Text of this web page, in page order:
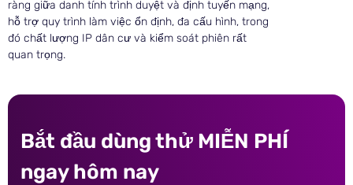
ràng giữa danh tính trình duyệt và định tuyến mạng,
hỗ trợ quy trình làm việc ổn định, đa cấu hình, trong
đó chất lượng IP dân cư và kiểm soát phiên rất
quan trọng.
Bắt đầu dùng thử MIỄN PHÍ
ngay hôm nay